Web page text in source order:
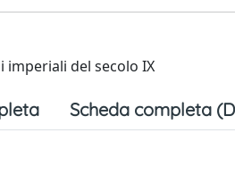
del secolo IX
Scheda completa